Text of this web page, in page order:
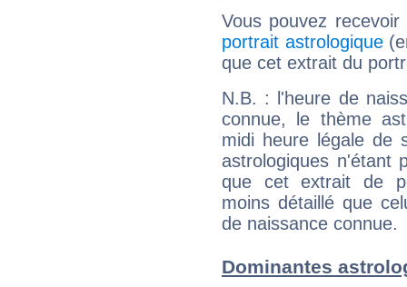
Vous pouvez
portrait astrologique
que cet extrait du
N.B. : l'heure de
connue, le thème
midi heure légale de
astrologiques n'étant
que cet extrait de
moins détaillé que
de naissance connue.
Dominantes